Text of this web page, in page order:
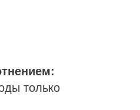
только